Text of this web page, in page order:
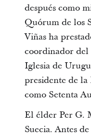
después como
Quórum de los
Viñas ha
coordinador del
Iglesia de
presidente de
como Setenta
El élder Per G.
Suecia. Antes